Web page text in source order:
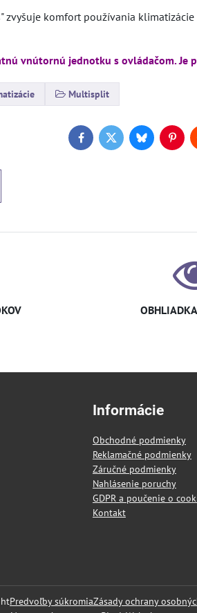
zvyšuje komfort používania
vnútornú jednotku s ovládačom.
Multisplit
FacebookTwitterBluesky
Informácie
Obchodné podmienky
Reklamačné podmienky
Záručné podmienky
Nahlásenie poruchy
GDPR a poučenie o
Kontakt
Predvoľby súkromiaZásady ochrany